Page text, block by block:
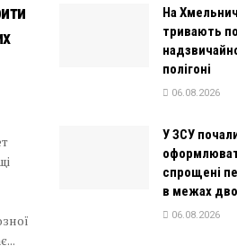
На
тривають
полігоні
06.08.2026
У ЗСУ
спрощені
в межах
06.08.2026